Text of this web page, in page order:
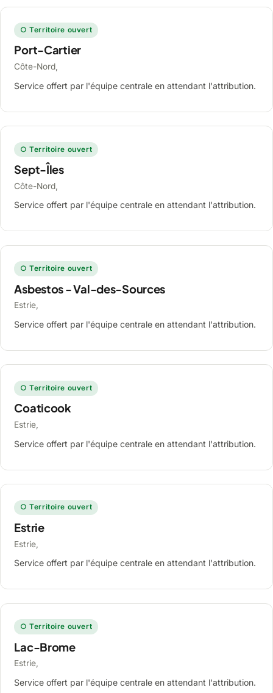
○ Territoire ouvert
Port-Cartier
Côte-Nord,
Service offert par l'équipe centrale en attendant l'attribution.
○ Territoire ouvert
Sept-Îles
Côte-Nord,
Service offert par l'équipe centrale en attendant l'attribution.
○ Territoire ouvert
Asbestos - Val-des-Sources
Estrie,
Service offert par l'équipe centrale en attendant l'attribution.
○ Territoire ouvert
Coaticook
Estrie,
Service offert par l'équipe centrale en attendant l'attribution.
○ Territoire ouvert
Estrie
Estrie,
Service offert par l'équipe centrale en attendant l'attribution.
○ Territoire ouvert
Lac-Brome
Estrie,
Service offert par l'équipe centrale en attendant l'attribution.